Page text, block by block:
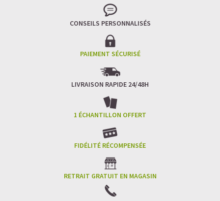
CONSEILS PERSONNALISÉS
PAIEMENT SÉCURISÉ
LIVRAISON RAPIDE 24/48H
1 ÉCHANTILLON OFFERT
FIDÉLITÉ RÉCOMPENSÉE
RETRAIT GRATUIT EN MAGASIN